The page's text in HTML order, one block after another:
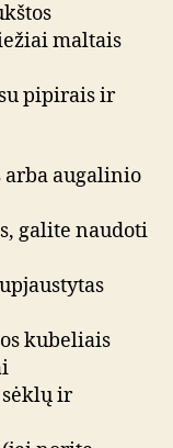
maltais
pipirais ir
arba augalinio
galite naudoti
kubeliais
ir